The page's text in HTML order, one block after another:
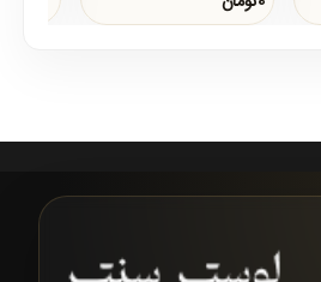
می دهد،ریسه های ..